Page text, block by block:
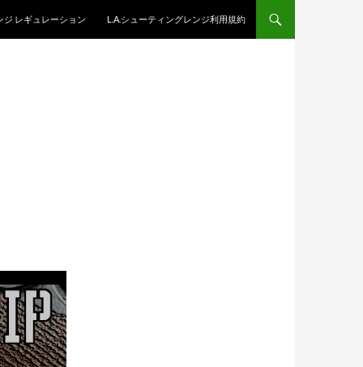
ジ レギュレーション L.A.シューティングレンジ利用規約